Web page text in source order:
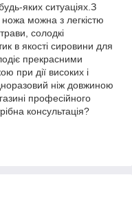
яких ситуаціях.З
можна з легкістю
солодкі
в якості сировини для
прекрасними
при дії високих і
ніж довжиною
професійного
консультація?